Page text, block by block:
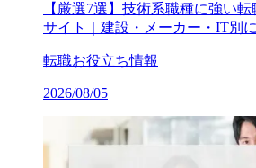
【厳選7選】技術系職種に強い
サイト｜建設・メーカー・IT別
転職お役立ち情報
2026/08/05